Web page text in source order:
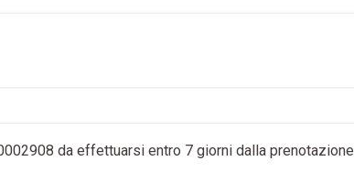
da effettuarsi entro 7 giorni dalla prenotazione